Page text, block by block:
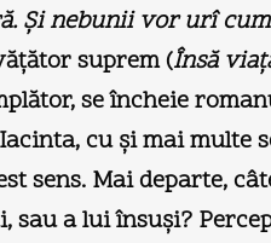
Şi nebunii vor urî
suprem (Însă
se încheie
cu şi mai multe
sens. Mai departe,
a lui însuşi?